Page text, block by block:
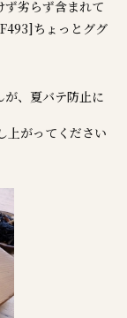
ず劣らず含まれて
ちょっとググ
が、夏バテ防止に
上がってください